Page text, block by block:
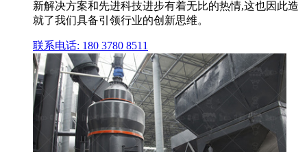
新解决方案和先进科技进步有着无比的热情,这也因此造
就了我们具备引领行业的创新思维。
联系电话: 180 3780 8511